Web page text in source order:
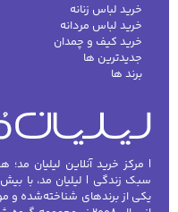
خرید لباس زنانه
خرید لباس مردانه
خرید کیف و چمدان
جدیدترین ها
برند ها
| مرکز خرید آنلاین لیلیان
یکی از برندهای شناخته‌شده و